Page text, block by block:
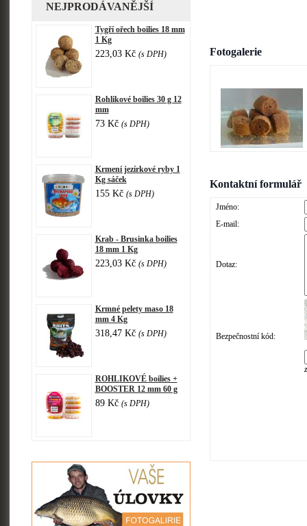
NEJPRODÁVANĚJŠÍ
Tygří ořech boilies 18 mm
1 Kg
223,03 Kč (s DPH)
Rohlikové boilies 30 g 12
mm
73 Kč (s DPH)
Krmení jezírkové ryby 1
Kg sáček
155 Kč (s DPH)
Krab - Brusinka boilies
18 mm 1 Kg
223,03 Kč (s DPH)
Krmné pelety maso 18
mm 4 Kg
318,47 Kč (s DPH)
ROHLIKOVÉ boilies +
BOOSTER 12 mm 60 g
89 Kč (s DPH)
Fotogalerie
Kontaktní formulář
Jméno:
E-mail:
Dotaz:
Bezpečnostní kód: